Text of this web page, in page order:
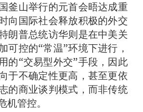
釜山举行的元首会晤达成重
向国际社会释放积极的外交
朗普总统访华则是在中美关
可控的“常温”环境下进行，
的“交易型外交”手段，因此
于不确定性更高，甚至更依
的商业谈判模式，而非传统
机管控。